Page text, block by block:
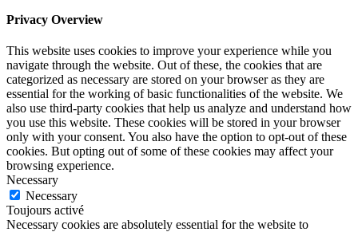
Privacy Overview
This website uses cookies to improve your experience while you
navigate through the website. Out of these, the cookies that are
categorized as necessary are stored on your browser as they are
essential for the working of basic functionalities of the website. We
also use third-party cookies that help us analyze and understand how
you use this website. These cookies will be stored in your browser
only with your consent. You also have the option to opt-out of these
cookies. But opting out of some of these cookies may affect your
browsing experience.
Necessary
Necessary
Toujours activé
Necessary cookies are absolutely essential for the website to